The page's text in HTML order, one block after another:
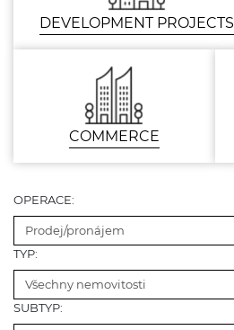
DEVELOPMENT PROJECTS
COMMERCE
OPERACE:
Prodej/pronájem
TYP:
Všechny nemovitosti
SUBTYP: